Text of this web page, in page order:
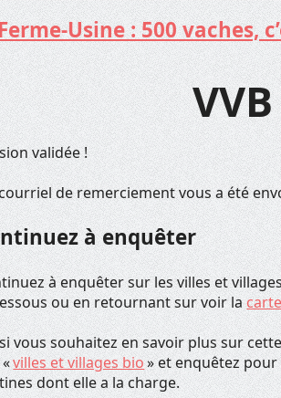
Usine : 500 vaches,
validée !
de remerciement vous a été
à enquêter
à enquêter sur les villes et
ou en retournant sur voir la
vous souhaitez en savoir plus sur
«villes et villages bio» et enquêtez
dont elle a la charge.